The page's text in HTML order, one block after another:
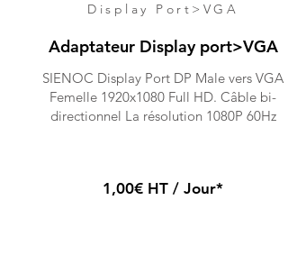
Display Port>VGA
Adaptateur Display port>VGA
SIENOC Display Port DP Male vers VGA
Femelle 1920x1080 Full HD. Câble bi-
directionnel La résolution 1080P 60Hz
1,00€ HT / Jour*